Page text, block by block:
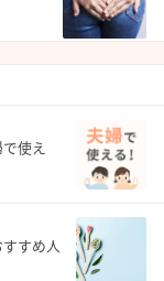
使え
すめ人